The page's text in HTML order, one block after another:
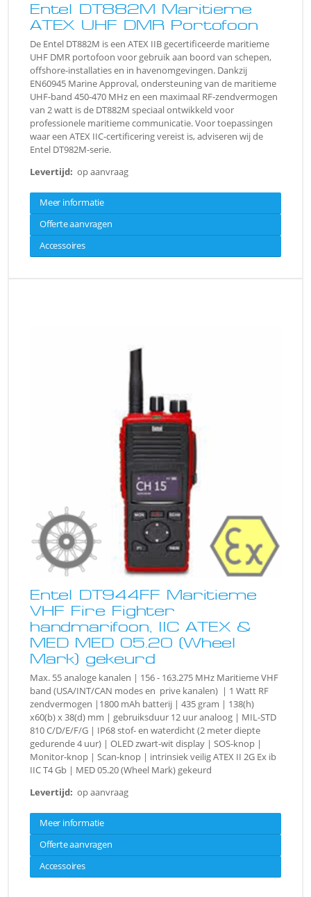
Entel DT882M Maritieme
ATEX UHF DMR Portofoon
De Entel DT882M is een ATEX IIB gecertificeerde maritieme
UHF DMR portofoon voor gebruik aan boord van schepen,
offshore-installaties en in havenomgevingen. Dankzij
EN60945 Marine Approval, ondersteuning van de maritieme
UHF-band 450-470 MHz en een maximaal RF-zendvermogen
van 2 watt is de DT882M speciaal ontwikkeld voor
professionele maritieme communicatie. Voor toepassingen
waar een ATEX IIC-certificering vereist is, adviseren wij de
Entel DT982M-serie.
Levertijd: op aanvraag
Meer informatie
Offerte aanvragen
Accessoires
Entel DT944FF Maritieme
VHF Fire Fighter
handmarifoon, IIC ATEX &
MED MED 05.20 (Wheel
Mark) gekeurd
Max. 55 analoge kanalen | 156 - 163.275 MHz Maritieme VHF
band (USA/INT/CAN modes en prive kanalen) | 1 Watt RF
zendvermogen |1800 mAh batterij | 435 gram | 138(h)
x60(b) x 38(d) mm | gebruiksduur 12 uur analoog | MIL-STD
810 C/D/E/F/G | IP68 stof- en waterdicht (2 meter diepte
gedurende 4 uur) | OLED zwart-wit display | SOS-knop |
Monitor-knop | Scan-knop | intrinsiek veilig ATEX II 2G Ex ib
IIC T4 Gb | MED 05.20 (Wheel Mark) gekeurd
Levertijd: op aanvraag
Meer informatie
Offerte aanvragen
Accessoires